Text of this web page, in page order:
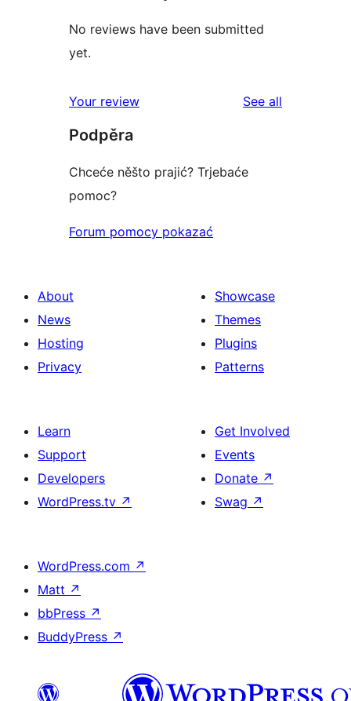
No reviews have been submitted
yet.
Your review See all
Podpěra
Chceće něšto prajić? Trjebaće
pomoc?
Forum pomocy pokazać
About
News
Hosting
Privacy
Showcase
Themes
Plugins
Patterns
Learn
Support
Developers
WordPress.tv ↗
Get Involved
Events
Donate ↗
Swag ↗
WordPress.com ↗
Matt ↗
bbPress ↗
BuddyPress ↗